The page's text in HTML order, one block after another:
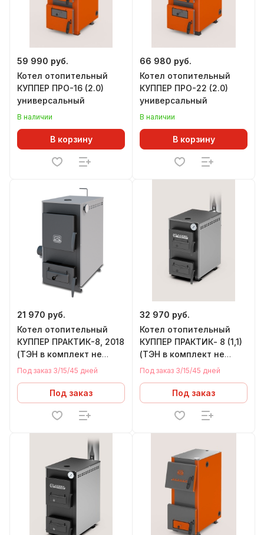
59 990 руб.
Котел отопительный
КУППЕР ПРО-16 (2.0)
универсальный
В наличии
В корзину
66 980 руб.
Котел отопительный
КУППЕР ПРО-22 (2.0)
универсальный
В наличии
В корзину
21 970 руб.
Котел отопительный
КУППЕР ПРАКТИК-8, 2018
(ТЭН в комплект не
входит)
Под заказ 3/15/45 дней
Под заказ
32 970 руб.
Котел отопительный
КУППЕР ПРАКТИК- 8 (1,1)
(ТЭН в комплект не
входит) (G 1-1/2")
Под заказ 3/15/45 дней
Под заказ